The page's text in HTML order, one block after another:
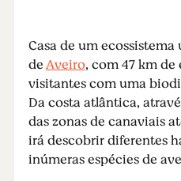
Casa de um
deAveiro, com 47 km de
visitantes com uma
Da costa atlântica,
das zonas de canaviais
irá descobrir diferentes
inúmeras espécies de